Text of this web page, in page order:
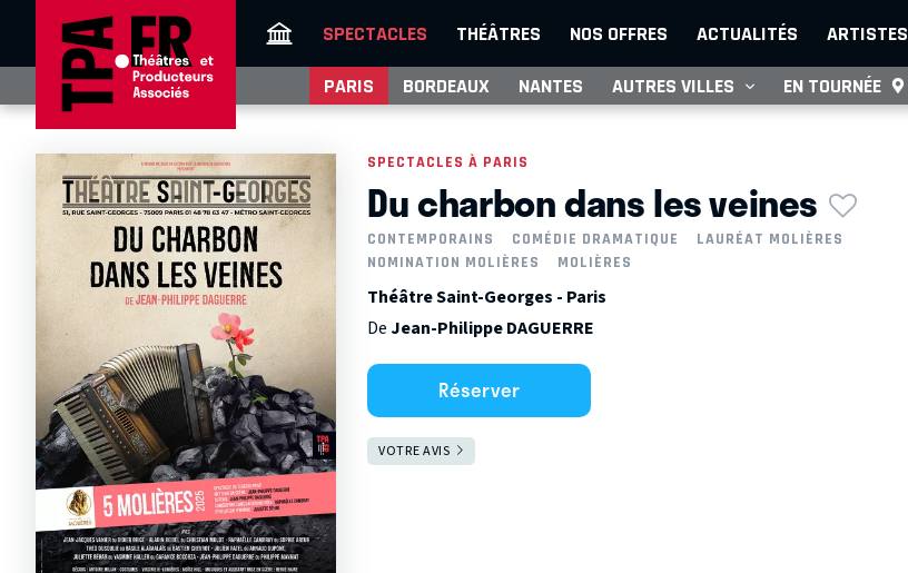
SPECTACLES THÉÂTRES NOS OFFRES ACTUALITÉS ARTISTES
PARIS BORDEAUX NANTES AUTRES VILLES EN TOURNÉE
SPECTACLES À PARIS
Du charbon dans les veines
CONTEMPORAINS COMÉDIE DRAMATIQUE
LAURÉAT MOLIÈRES
NOMINATION MOLIÈRES
MOLIÈRES
Théâtre Saint-Georges - Paris
DeJean-Philippe DAGUERRE
Réserver
VOTRE AVIS